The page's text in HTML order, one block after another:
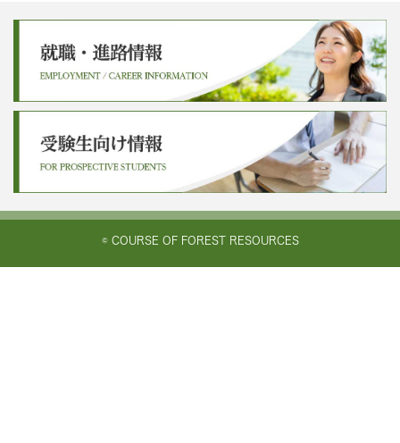
© COURSE OF FOREST RESOURCES